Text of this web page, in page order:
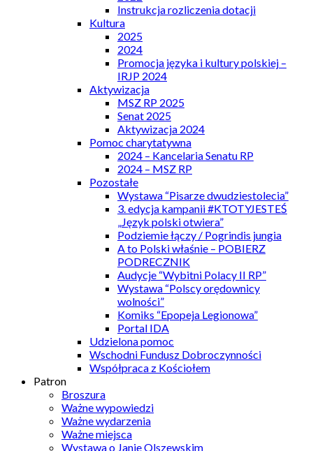
Instrukcja rozliczenia dotacji
Kultura
2025
2024
Promocja języka i kultury polskiej –
IRJP 2024
Aktywizacja
MSZ RP 2025
Senat 2025
Aktywizacja 2024
Pomoc charytatywna
2024 – Kancelaria Senatu RP
2024 – MSZ RP
Pozostałe
Wystawa “Pisarze dwudziestolecia”
3. edycja kampanii #KTOTYJESTEŚ
„Język polski otwiera”
Podziemie łączy / Pogrindis jungia
A to Polski właśnie – POBIERZ
PODRECZNIK
Audycje “Wybitni Polacy II RP”
Wystawa “Polscy orędownicy
wolności”
Komiks “Epopeja Legionowa”
Portal IDA
Udzielona pomoc
Wschodni Fundusz Dobroczynności
Współpraca z Kościołem
Patron
Broszura
Ważne wypowiedzi
Ważne wydarzenia
Ważne miejsca
Wystawa o Janie Olszewskim